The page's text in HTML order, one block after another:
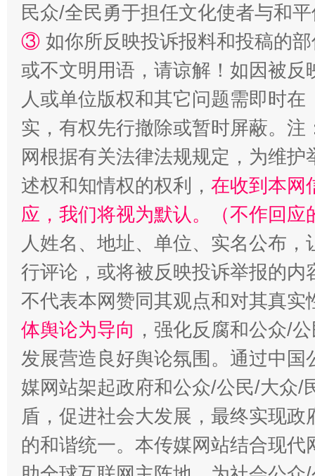
招工难、用工荒背后
民众/全民勇于担任文化使者与和
③ 如你所反映投诉报料和投稿的
或不文明用语，请谅解！如因被
人或单位版权和其它问题需即时在
实，有权先行撤除或暂时屏蔽。
网根据有关法律法规规定，为维
述权和知情权的权利， 在收到本网
应，我们将视为默认。（不作回应
人姓名、地址、单位、实名公布
行评论，或将被反映投诉举报的
不代表本网赞同其观点和对其真实
体舆论为导向 ，强化反腐和公众/
发展营造良好舆论氛围。通过中
媒网站架起政府和公众/公民/大众/
盾，促进社会大发展，最终实现
的和谐统一。本传媒网站结合现